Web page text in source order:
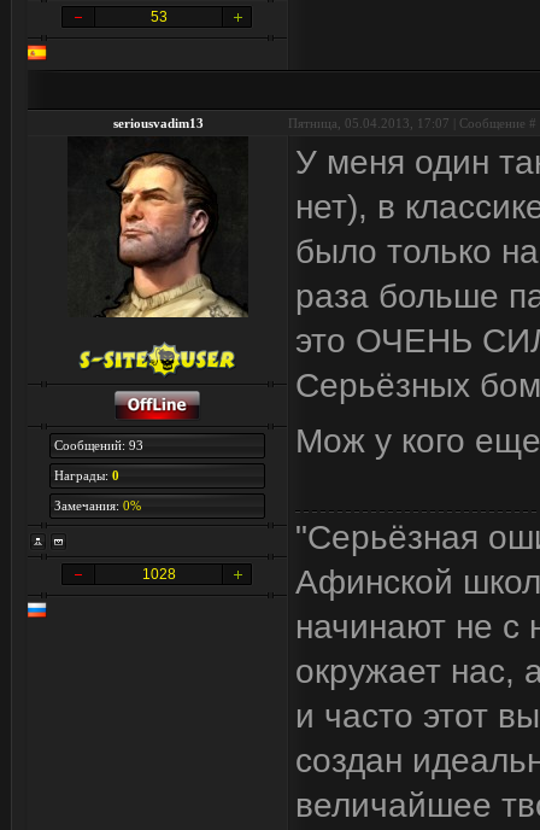
53
seriousvadim13 Пятница, 05.04.2013, 17:07 | Сообщение #
Сообщений: 93
Награды: 0
Замечания: 0%
1028
У меня один
нет), в
было только
раза больше
это ОЧЕНЬ
Серьёзных
Мож у кого
"Серьёзная
Афинской
начинают не с
окружает нас,
и часто этот
создан
величайшее